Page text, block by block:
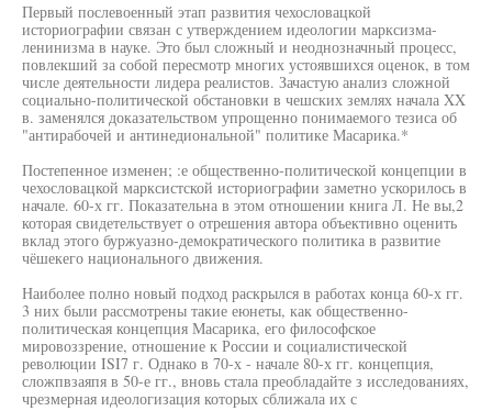
Первый послевоенный этап развития чехословацкой
историографии связан с утверждением идеологии марксизма-
ленинизма в науке. Это был сложный и неоднозначный процесс,
повлекший за собой пересмотр многих устоявшихся оценок, в том
числе деятельности лидера реалистов. Зачастую анализ сложной
социально-политической обстановки в чешских землях начала XX
в. заменялся доказательством упрощенно понимаемого тезиса об
"антирабочей и антинедиональной" политике Масарика.*
Постепенное изменен; :е общественно-политической концепции в
чехословацкой марксистской историографии заметно ускорилось в
начале. 60-х гг. Показательна в этом отношении книга Л. Не вы,2
которая свидетельствует о отрешения автора объективно оценить
вклад этого буржуазно-демократического политика в развитие
чёшекего национального движения.
Наиболее полно новый подход раскрылся в работах конца 60-х гг.
3 них были рассмотрены такие еюнеты, как общественно-
политическая концепция Масарика, его философское
мировоззрение, отношение к России и социалистической
революции ISI7 г. Однако в 70-х - начале 80-х гг. концепция,
сложпвзаяпя в 50-е гг., вновь стала преобладайте з исследованиях,
чрезмерная идеологизация которых сближала их с